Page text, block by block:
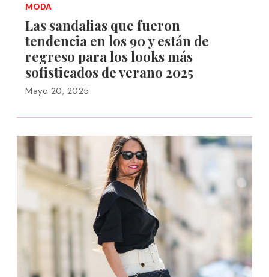
MODA
Las sandalias que fueron
tendencia en los 90 y están de
regreso para los looks más
sofisticados de verano 2025
Mayo 20, 2025